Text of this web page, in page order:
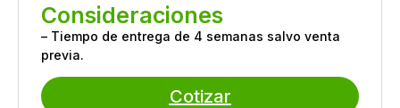
Consideraciones
– Tiempo de entrega de 4 semanas salvo venta
previa.
Cotizar